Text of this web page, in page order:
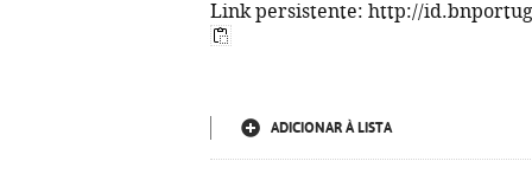
Link persistente: http://
ADICIONAR À LISTA